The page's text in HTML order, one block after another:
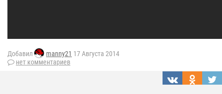
Добавил manny21 17 Августа 2014
нет комментариев